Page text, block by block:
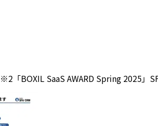
※2「BOXIL SaaS AWARD Spring 2025」